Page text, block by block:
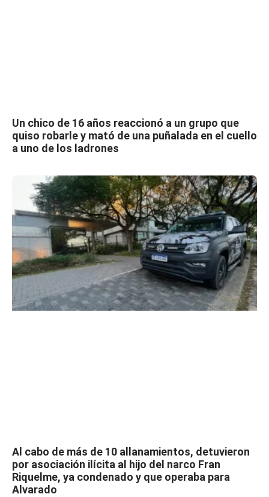
Un chico de 16 años reaccionó a un grupo que
quiso robarle y mató de una puñalada en el cuello
a uno de los ladrones
Al cabo de más de 10 allanamientos, detuvieron
por asociación ilícita al hijo del narco Fran
Riquelme, ya condenado y que operaba para
Alvarado